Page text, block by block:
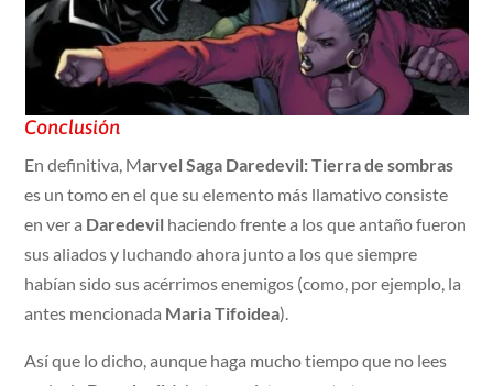
Conclusión
En definitiva, Marvel Saga Daredevil: Tierra de sombras
es un tomo en el que su elemento más llamativo consiste
en ver a Daredevil haciendo frente a los que antaño fueron
sus aliados y luchando ahora junto a los que siempre
habían sido sus acérrimos enemigos (como, por ejemplo, la
antes mencionada Maria Tifoidea).
Así que lo dicho, aunque haga mucho tiempo que no lees